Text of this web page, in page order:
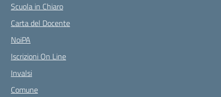
Scuola in Chiaro
Carta del Docente
NoiPA
Iscrizioni On Line
Invalsi
Comune